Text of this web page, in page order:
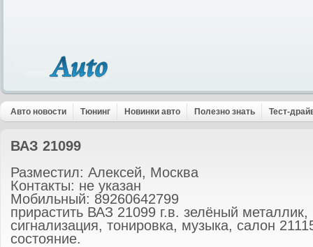
Авто новости Тюнинг Новинки авто Полезно знать Тест-
ВАЗ 21099
Разместил: Алексей, Москва
Контакты: не указан
Мобильный: 89260642799
прирастить ВАЗ 21099 г.в. зелёный
сигнализация, тонировка, музыка, салон
состояние.